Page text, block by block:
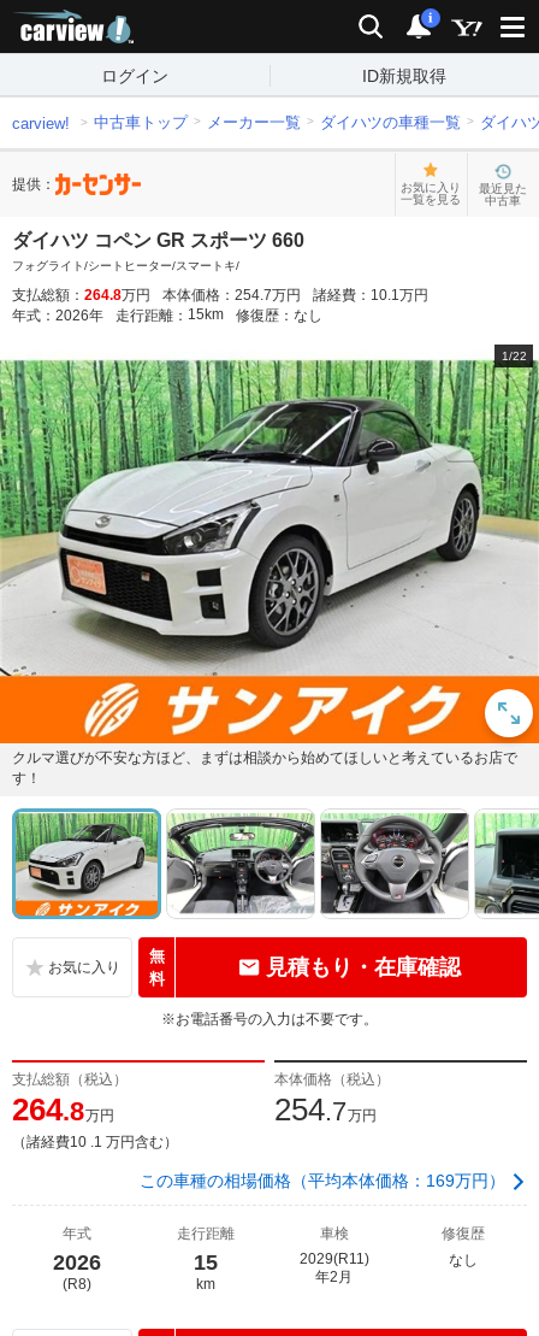
検索 通知
i
ログイン ID新規取得
carview! 中古車トップ メーカー一覧 ダイハツの車種一覧 ダイハ
提供：
お気に入り
一覧を見る
最近見た
中古車
ダイハツ コペン GR スポーツ 660
フォグライト/シートヒーター/スマートキ/
支払総額： 264.8万円 本体価格： 254.7万円 諸経費： 10.1万円
年式： 2026年 走行距離： 15 km 修復歴： なし
1/22
クルマ選びが不安な方ほど、まずは相談から始めてほしいと考えているお店で
す！
無
料
見積もり・在庫確認
※お電話番号の入力は不要です。
支払総額（税込）
264.8万円
（諸経費10 .1 万円含む）
本体価格（税込）
254.7万円
この車種の相場価格（平均本体価格：169万円）
年式
2026
(R8)
走行距離
15
km
車検
2029(R11)
年2月
修復歴
なし